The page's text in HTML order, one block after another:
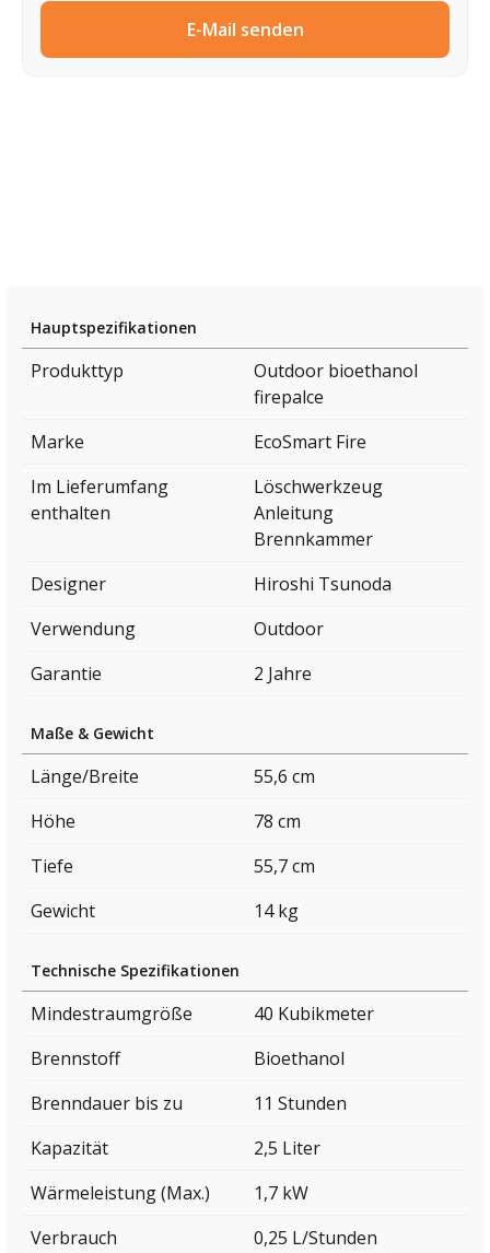
E-Mail senden
Hauptspezifikationen
Produkttyp
Outdoor bioethanol
firepalce
Marke
EcoSmart Fire
Im Lieferumfang
enthalten
Löschwerkzeug
Anleitung
Brennkammer
Designer
Hiroshi Tsunoda
Verwendung
Outdoor
Garantie
2 Jahre
Maße & Gewicht
Länge/Breite
55,6 cm
Höhe
78 cm
Tiefe
55,7 cm
Gewicht
14 kg
Technische Spezifikationen
Mindestraumgröße
40 Kubikmeter
Brennstoff
Bioethanol
Brenndauer bis zu
11 Stunden
Kapazität
2,5 Liter
Wärmeleistung (Max.)
1,7 kW
Verbrauch
0,25 L/Stunden